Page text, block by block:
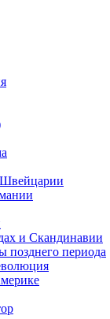
и Скандинавии
позднего периода